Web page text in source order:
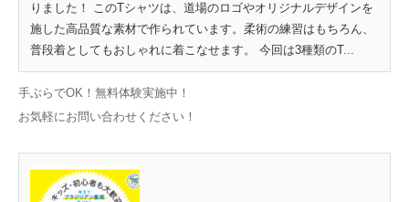
りました！ このTシャツは、道場のロゴやオリジナルデザインを
施した高品質な素材で作られています。柔術の練習はもちろん、
普段着としてもおしゃれに着こなせます。 今回は3種類のT...
手ぶらでOK！無料体験実施中！
お気軽にお問い合わせください！